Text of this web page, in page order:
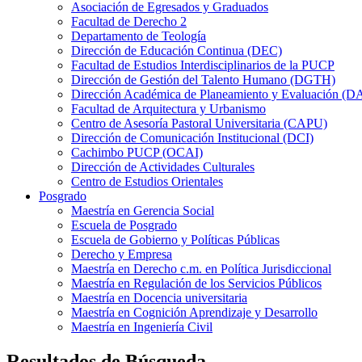
Asociación de Egresados y Graduados
Facultad de Derecho 2
Departamento de Teología
Dirección de Educación Continua (DEC)
Facultad de Estudios Interdisciplinarios de la PUCP
Dirección de Gestión del Talento Humano (DGTH)
Dirección Académica de Planeamiento y Evaluación
Facultad de Arquitectura y Urbanismo
Centro de Asesoría Pastoral Universitaria (CAPU)
Dirección de Comunicación Institucional (DCI)
Cachimbo PUCP (OCAI)
Dirección de Actividades Culturales
Centro de Estudios Orientales
Posgrado
Maestría en Gerencia Social
Escuela de Posgrado
Escuela de Gobierno y Políticas Públicas
Derecho y Empresa
Maestría en Derecho c.m. en Política Jurisdiccional
Maestría en Regulación de los Servicios Públicos
Maestría en Docencia universitaria
Maestría en Cognición Aprendizaje y Desarrollo
Maestría en Ingeniería Civil